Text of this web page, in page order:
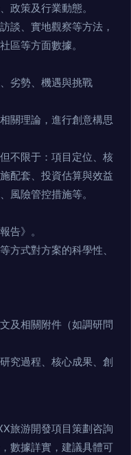
政策及行業動態。
談、實地觀察等方法，
區等方面數據。
劣勢、機遇與挑戰
關理論，進行創意構思
不限于：項目定位、核
配套、投資估算與效益
風險管控措施等。
告》。
方式對方案的科學性、
及相關附件（如調研問
究過程、核心成果、創
旅游開發項目策劃咨詢
數據詳實，建議具體可